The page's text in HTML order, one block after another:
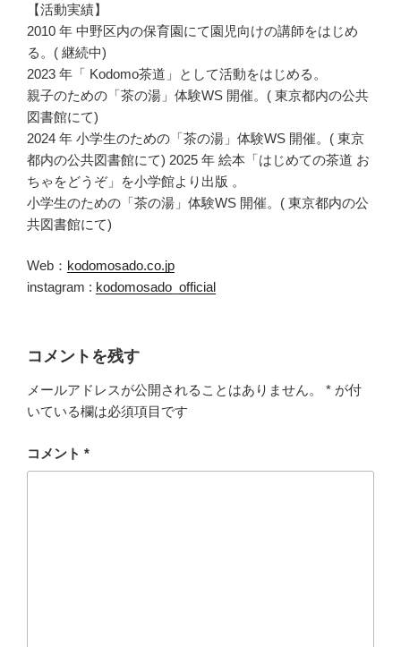
【活動実績】
2010 年 中野区内の保育園にて園児向けの講師をはじめ
る。( 継続中)
2023 年「 Kodomo茶道」として活動をはじめる。
親子のための「茶の湯」体験WS 開催。( 東京都内の公共
図書館にて)
2024 年 小学生のための「茶の湯」体験WS 開催。( 東京
都内の公共図書館にて) 2025 年 絵本「はじめての茶道 お
ちゃをどうぞ」を小学館より出版 。
小学生のための「茶の湯」体験WS 開催。( 東京都内の公
共図書館にて)
Web： kodomosado.co.jp
instagram : kodomosado_official
コメントを残す
メールアドレスが公開されることはありません。 * が付
いている欄は必須項目です
コメント *